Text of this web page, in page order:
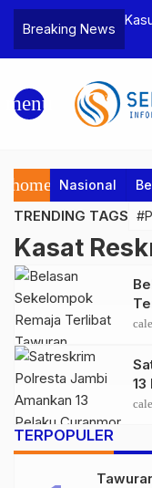
Breaking News
Bea Cukai
Pelaku beserta
dan 146 Gram
menu
home Nasional
TRENDING TAGS
Kasat
13
TERPOPULER